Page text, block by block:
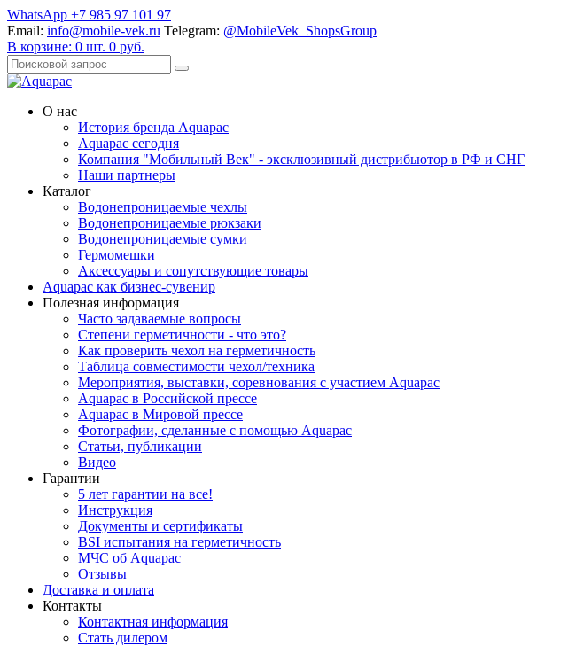
WhatsApp +7 985 97 101 97
Email: info@mobile-vek.ru Telegram: @MobileVek_ShopsGroup
В корзине: 0 шт. 0 руб.
О нас
История бренда Aquapac
Aquapac cегодня
Компания "Мобильный Век" - эксклюзивный дистрибьютор в РФ и СНГ
Наши партнеры
Каталог
Водонепроницаемые чехлы
Водонепроницаемые рюкзаки
Водонепроницаемые сумки
Гермомешки
Аксессуары и сопутствующие товары
Aquapac как бизнес-сувенир
Полезная информация
Часто задаваемые вопросы
Степени герметичности - что это?
Как проверить чехол на герметичность
Таблица совместимости чехол/техника
Мероприятия, выставки, соревнования с участием Aquapac
Aquapac в Российской прессе
Aquapac в Мировой прессе
Фотографии, сделанные с помощью Aquapac
Статьи, публикации
Видео
Гарантии
5 лет гарантии на все!
Инструкция
Документы и сертификаты
BSI испытания на герметичность
МЧС об Aquapac
Отзывы
Доставка и оплата
Контакты
Контактная информация
Стать дилером